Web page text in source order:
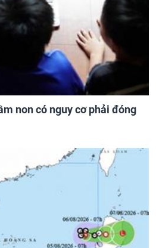
non có nguy cơ phải đóng